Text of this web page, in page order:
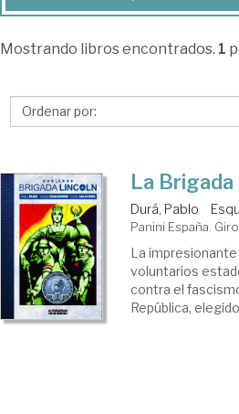
Durá,
Mostrando libros encontrados. 1
La Brigada
Durá, Pablo
Panini España.
La
voluntarios
contra el
República,